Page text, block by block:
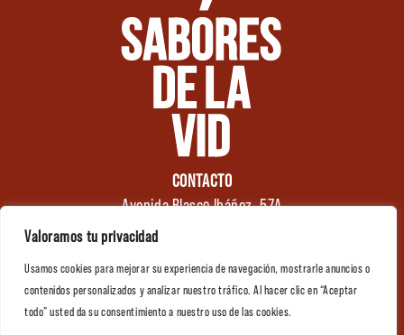
Valoramos tu privacidad
Usamos cookies para mejorar su experiencia de navegación, mostrarle anuncios o
contenidos personalizados y analizar nuestro tráfico. Al hacer clic en “Aceptar
todo” usted da su consentimiento a nuestro uso de las cookies.
CONTACTO
Avenida Blasco Ibáñez, 57A
Tel.: +34 961 176 174
info@saboresdelavid.com
0